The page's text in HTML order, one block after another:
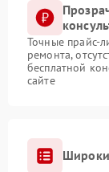
Точные прайс-
ремонта,
бесплатной
сайте